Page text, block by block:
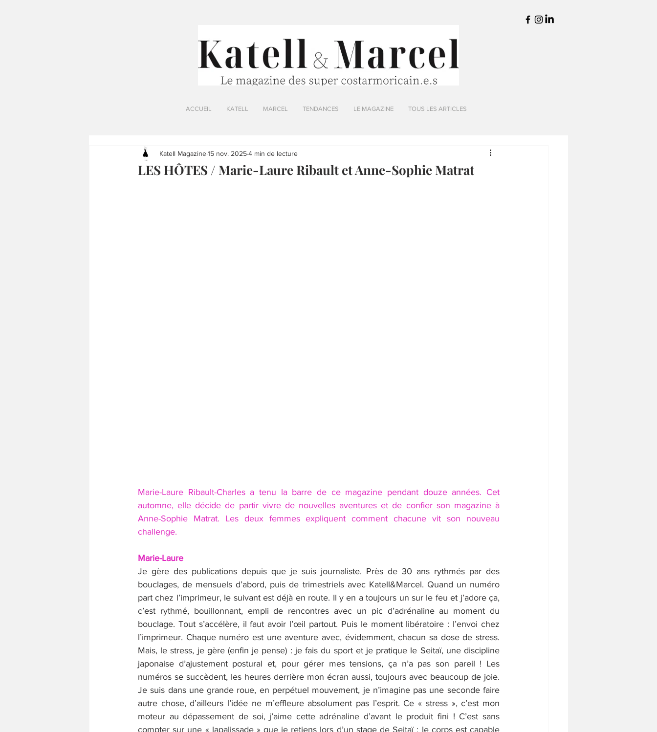
ACCUEIL KATELL MARCEL TENDANCES LE MAGAZINE TOUS LES ARTICLES
LES HÔTES / Marie-Laure Ribault et Anne-Sophie Matrat
Katell Magazine15 nov. 20254 min de lecture
Marie-Laure Ribault-Charles a tenu la barre de ce magazine pendant douze années. Cet
automne, elle décide de partir vivre de nouvelles aventures et de confier son magazine à
Anne-Sophie Matrat. Les deux femmes expliquent comment chacune vit son nouveau
challenge.
Marie-Laure
Je gère des publications depuis que je suis journaliste. Près de 30 ans rythmés par des
bouclages, de mensuels d’abord, puis de trimestriels avec Katell&Marcel. Quand un numéro
part chez l’imprimeur, le suivant est déjà en route. Il y en a toujours un sur le feu et j’adore ça,
c’est rythmé, bouillonnant, empli de rencontres avec un pic d’adrénaline au moment du
bouclage. Tout s’accélère, il faut avoir l’œil partout. Puis le moment libératoire : l’envoi chez
l’imprimeur. Chaque numéro est une aventure avec, évidemment, chacun sa dose de stress.
Mais, le stress, je gère (enfin je pense) : je fais du sport et je pratique le Seitaï, une discipline
japonaise d’ajustement postural et, pour gérer mes tensions, ça n’a pas son pareil ! Les
numéros se succèdent, les heures derrière mon écran aussi, toujours avec beaucoup de joie.
Je suis dans une grande roue, en perpétuel mouvement, je n’imagine pas une seconde faire
autre chose, d’ailleurs l’idée ne m’effleure absolument pas l’esprit. Ce « stress », c’est mon
moteur au dépassement de soi, j’aime cette adrénaline d’avant le produit fini ! C’est sans
compter sur une « lapalissade » que je retiens lors d’un stage de Seitaï : le corps est capable